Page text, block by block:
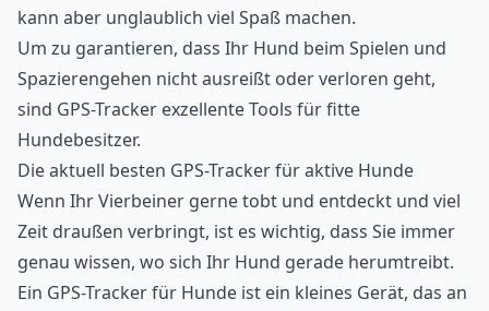
kann aber unglaublich viel Spaß machen.
Um zu garantieren, dass Ihr Hund beim Spielen und
Spazierengehen nicht ausreißt oder verloren geht,
sind GPS-Tracker exzellente Tools für fitte
Hundebesitzer.
Die aktuell besten GPS-Tracker für aktive Hunde
Wenn Ihr Vierbeiner gerne tobt und entdeckt und viel
Zeit draußen verbringt, ist es wichtig, dass Sie immer
genau wissen, wo sich Ihr Hund gerade herumtreibt.
Ein GPS-Tracker für Hunde ist ein kleines Gerät, das an